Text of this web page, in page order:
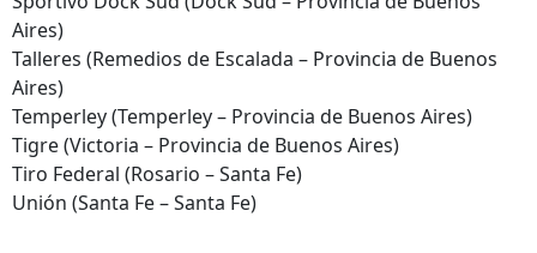
Aires)
Talleres (Remedios de Escalada – Provincia de Buenos
Aires)
Temperley (Temperley – Provincia de Buenos Aires)
Tigre (Victoria – Provincia de Buenos Aires)
Tiro Federal (Rosario – Santa Fe)
Unión (Santa Fe – Santa Fe)